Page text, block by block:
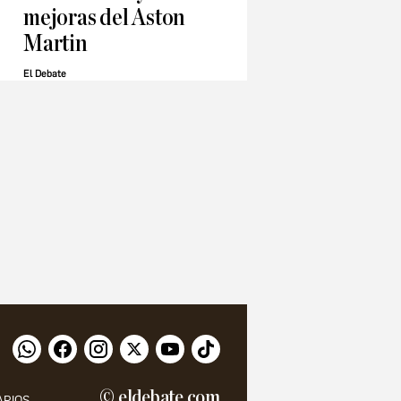
mejoras del Aston
Martin
El Debate